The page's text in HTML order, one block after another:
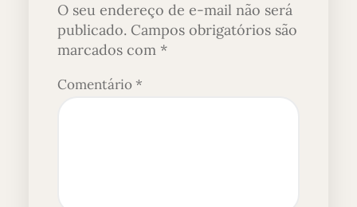
O seu endereço de e-mail não será
publicado. Campos obrigatórios são
marcados com *
Comentário*